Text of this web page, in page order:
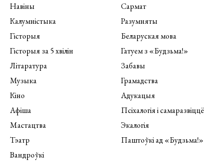
Навіны
Калумністыка
Гісторыя
Гісторыя за 5 хвілін
Літаратура
Музыка
Кіно
Афіша
Мастацтва
Тэатр
Вандроўкі
Сармат
Разумняты
Беларуская мова
Гатуем з «Будзьма!»
Забавы
Грамадства
Адукацыя
Псіхалогія і самаразвіццё
Экалогія
Паштоўкі ад «Будзьма!»